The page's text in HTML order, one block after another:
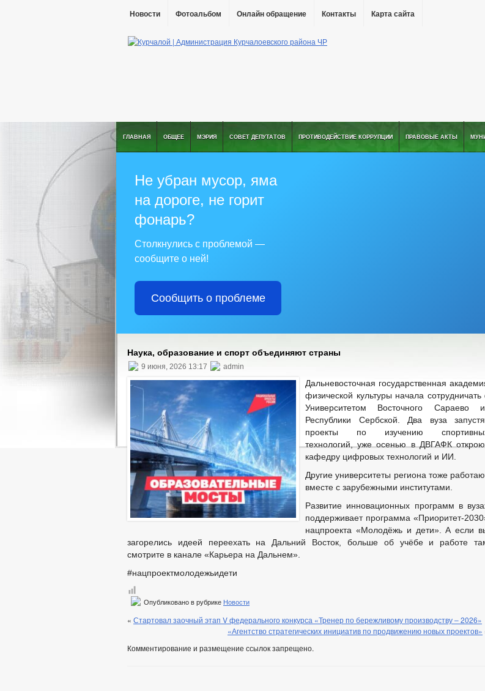
Новости Фотоальбом Онлайн обращение Контакты Карта сайта
ГЛАВНАЯ ОБЩЕЕ МЭРИЯ СОВЕТ ДЕПУТАТОВ ПРОТИВОДЕЙСТВИЕ КОРРУПЦИИ ПРАВОВЫЕ АКТЫ
Не убран мусор, яма
на дороге, не горит
фонарь?
Столкнулись с проблемой —
сообщите о ней!
Сообщить о проблеме
Наука, образование и спорт объединяют страны
9 июня, 2026 13:17 admin
Дальневосточная государственная
физической культуры начала сотрудничать
Университетом Восточного Сараево
Республики Сербской. Два вуза
проекты по изучению
технологий, уже осенью в ДВГАФК
кафедру цифровых технологий и ИИ.
Другие университеты региона тоже
вместе с зарубежными институтами.
Развитие инновационных программ в
поддерживает программа «Приоритет-
нацпроекта «Молодёжь и дети». А если
загорелись идеей переехать на Дальний Восток, больше об учёбе и работе
смотрите в канале «Карьера на Дальнем».
#нацпроектмолодежьидети
Опубликовано в рубрике Новости
« Стартовал заочный этап V федерального конкурса «Тренер по бережливому производству – 2026»
«Агентство стратегических инициатив по продвижению новых проектов»
Комментирование и размещение ссылок запрещено.